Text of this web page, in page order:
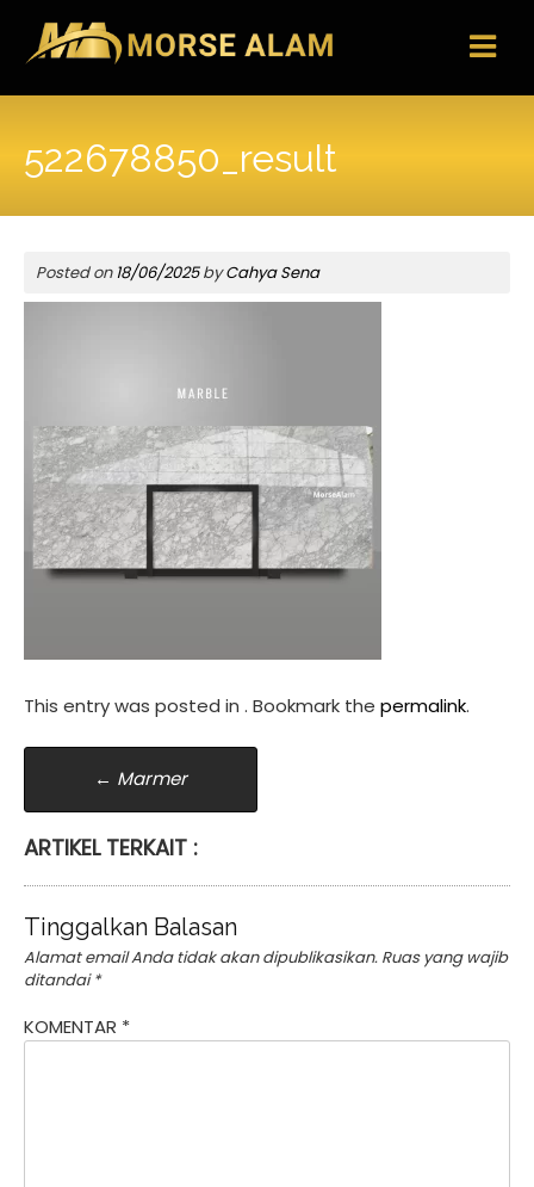
content
522678850_result
Posted on18/06/2025byCahya Sena
This entry was posted in . Bookmark the permalink.
Post
navigation
← Marmer
ARTIKEL TERKAIT :
Tinggalkan Balasan
Alamat email Anda tidak akan dipublikasikan. Ruas yang wajib
ditandai*
KOMENTAR *